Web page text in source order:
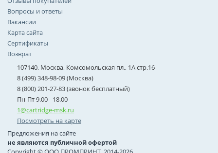
Вопросы и ответы
Вакансии
Карта сайта
Сертификаты
Возврат
107140, Москва, Комсомольская пл., 1А стр.16
8 (499) 348-98-09 (Москва)
8 (800) 201-27-83 (звонок бесплатный)
Пн-Пт 9.00 - 18.00
1@cartridge-msk.ru
Посмотреть на карте
Предложения на сайте
не являются публичной офертой